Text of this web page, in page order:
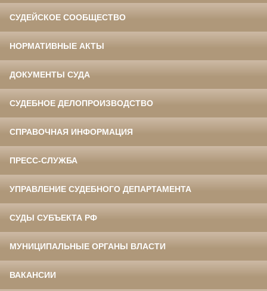
СУДЕЙСКОЕ СООБЩЕСТВО
НОРМАТИВНЫЕ АКТЫ
ДОКУМЕНТЫ СУДА
СУДЕБНОЕ ДЕЛОПРОИЗВОДСТВО
СПРАВОЧНАЯ ИНФОРМАЦИЯ
ПРЕСС-СЛУЖБА
УПРАВЛЕНИЕ СУДЕБНОГО ДЕПАРТАМЕНТА
СУДЫ СУБЪЕКТА РФ
МУНИЦИПАЛЬНЫЕ ОРГАНЫ ВЛАСТИ
ВАКАНСИИ